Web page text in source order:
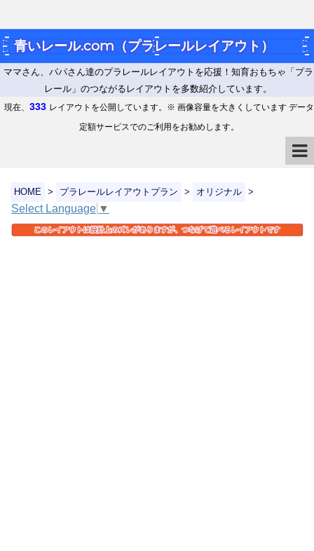
青いレール.com（プラレールレイアウト）
ママさん、パパさん達のプラレールレイアウトを応援！知育おもちゃ「プラ
レール」のつながるレイアウトを多数紹介しています。
現在、 333 レイアウトを公開しています。※ 画像容量を大きくしています データ
定額サービスでのご利用をお勧めします。
HOME > プラレールレイアウトプラン > オリジナル >
Select Language ▼